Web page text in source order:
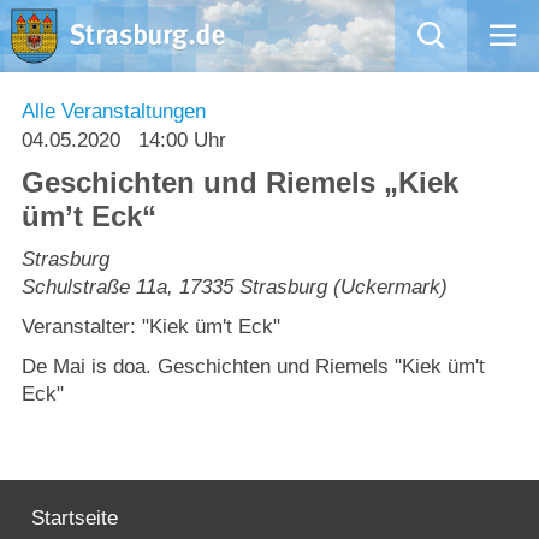
Mängelmeldung
Rathaus
Natur – Kultur – Tourismus
Wirtschaft
Willkommen in Strasburg (Uckermark)
Alle Veranstaltungen
04.05.2020
14:00 Uhr
Geschichten und Riemels „Kiek
üm’t Eck“
Strasburg
Schulstraße 11a,17335 Strasburg (Uckermark)
Veranstalter: "Kiek üm't Eck"
De Mai is doa. Geschichten und Riemels "Kiek üm't
Eck"
Startseite